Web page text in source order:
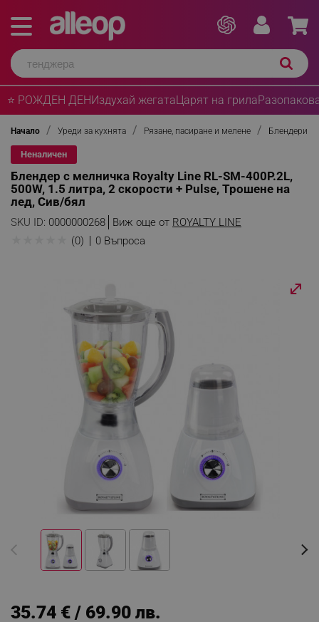
⭐ РОЖДЕН ДЕНИздухай жегатаЦарят на грила
Начало Уреди за кухнята Рязане, пасиране и мелене Блендери
Неналичен
Блендер с мелничка Royalty Line RL-SM-400P.2L,
500W, 1.5 литра, 2 скорости + Pulse, Трошене на
лед, Сив/бял
SKU ID: 0000000268 Виж още от ROYALTY LINE
(0) 0 Въпроса
35.74 € / 69.90 лв.